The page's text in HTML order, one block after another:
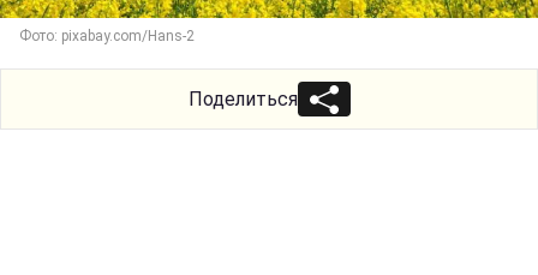
Фото: pixabay.com/Hans-2
Поделиться